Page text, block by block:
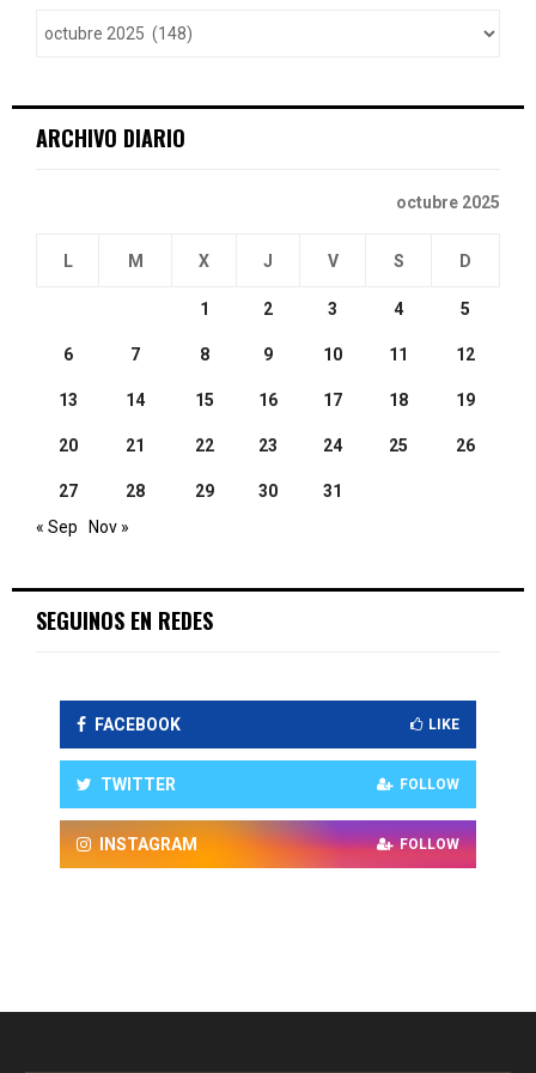
ARCHIVO DIARIO
octubre 2025
L M X J V S D
1 2 3 4 5
6 7 8 9 10 11 12
13 14 15 16 17 18 19
20 21 22 23 24 25 26
27 28 29 30
31
« Sep
Nov »
SEGUINOS EN REDES
FACEBOOK LIKE
TWITTER FOLLOW
INSTAGRAM FOLLOW